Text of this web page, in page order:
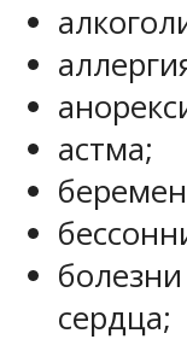
астма;
сердца;